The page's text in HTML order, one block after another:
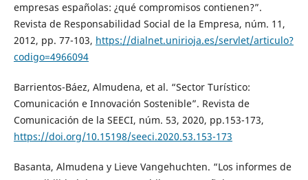
empresas españolas: ¿qué compromisos contienen?”.
Revista de Responsabilidad Social de la Empresa, núm. 11,
2012, pp. 77-103, https://dialnet.unirioja.es/servlet/articulo?
codigo=4966094
Barrientos-Báez, Almudena, et al. “Sector Turístico:
Comunicación e Innovación Sostenible”. Revista de
Comunicación de la SEECI, núm. 53, 2020, pp.153-173,
https://doi.org/10.15198/seeci.2020.53.153-173
Basanta, Almudena y Lieve Vangehuchten. “Los informes de